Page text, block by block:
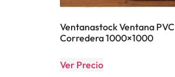
Ventanastock Ventana PVC
Corredera 1000×1000
Ver Precio